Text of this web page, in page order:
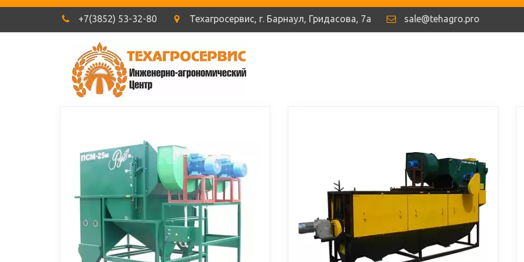
+7(3852) 53-32-80 Техагросервис, г. Барнаул, Гридасова, 7а sale@tehagro.pro